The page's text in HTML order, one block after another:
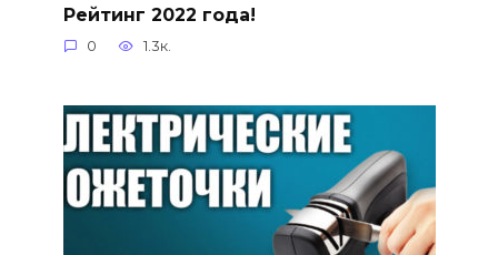
Рейтинг 2022 года!
0 1.3к.